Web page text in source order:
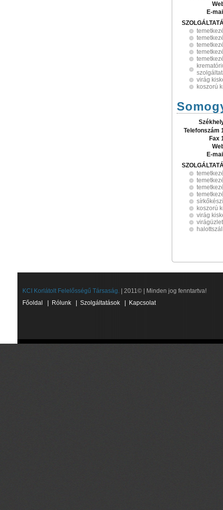
E-
virág
koszorú
Telefonszám
Fax
E-
koszorú
virág
KCI Korlátolt Felelősségű Társaság. | 2011© | Minden jog fenntartva!
Főoldal
Rólunk Szolgáltatások Kapcsolat